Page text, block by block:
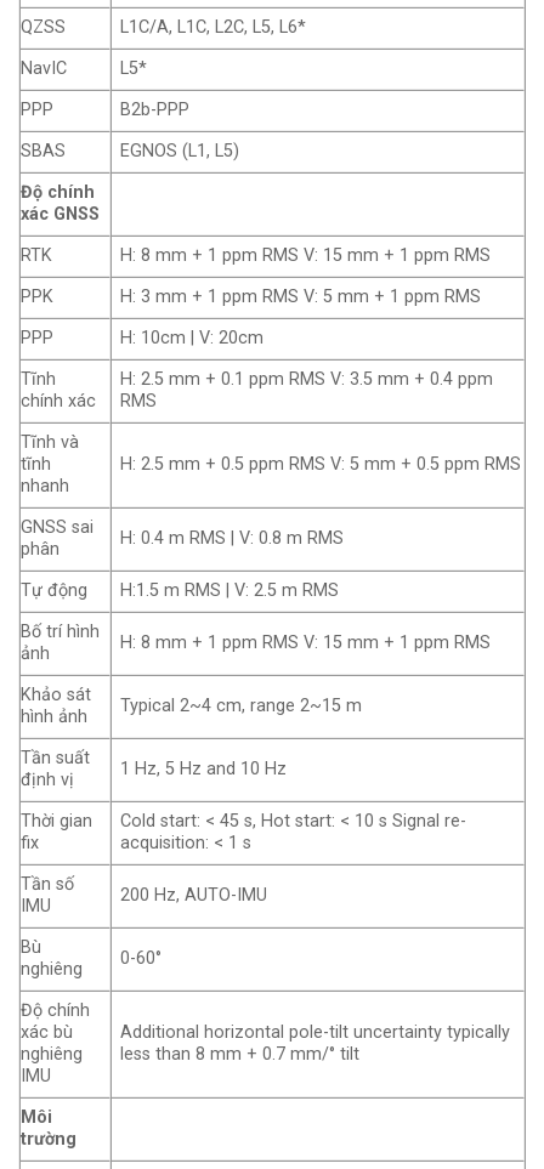
QZSS
L1C/A, L1C, L2C, L5, L6*
NavIC
L5*
PPP
B2b-PPP
SBAS
EGNOS (L1, L5)
Độ chính
xác GNSS
RTK
H: 8 mm + 1 ppm RMS V: 15 mm + 1 ppm RMS
PPK
H: 3 mm + 1 ppm RMS V: 5 mm + 1 ppm RMS
PPP
H: 10cm | V: 20cm
Tĩnh
chính xác
H: 2.5 mm + 0.1 ppm RMS V: 3.5 mm + 0.4 ppm
RMS
Tĩnh và
tĩnh
nhanh
H: 2.5 mm + 0.5 ppm RMS V: 5 mm + 0.5 ppm RMS
GNSS sai
phân
H: 0.4 m RMS | V: 0.8 m RMS
Tự động
H:1.5 m RMS | V: 2.5 m RMS
Bố trí hình
ảnh
H: 8 mm + 1 ppm RMS V: 15 mm + 1 ppm RMS
Khảo sát
hình ảnh
Typical 2~4 cm, range 2~15 m
Tần suất
định vị
1 Hz, 5 Hz and 10 Hz
Thời gian
fix
Cold start: < 45 s, Hot start: < 10 s Signal re-
acquisition: < 1 s
Tần số
IMU
200 Hz, AUTO-IMU
Bù
nghiêng
0-60°
Độ chính
xác bù
nghiêng
IMU
Additional horizontal pole-tilt uncertainty typically
less than 8 mm + 0.7 mm/° tilt
Môi
trường